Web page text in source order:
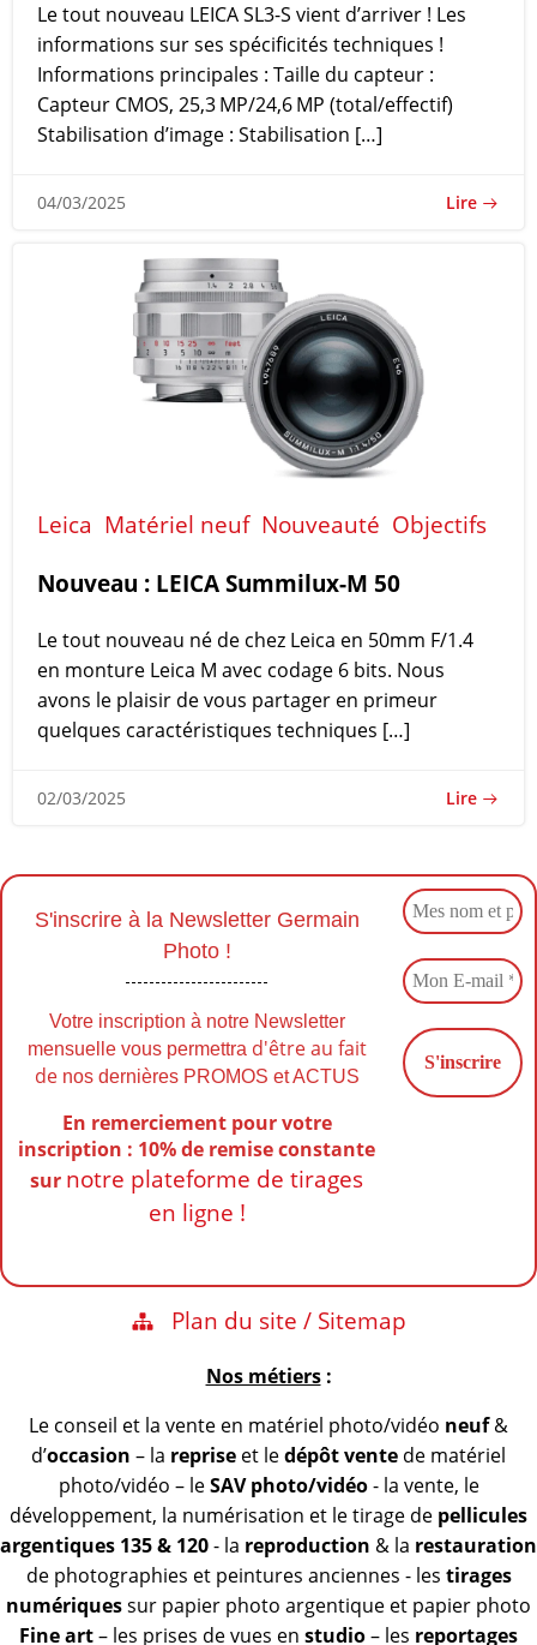
Le tout nouveau LEICA SL3-S vient d’arriver ! Les
informations sur ses spécificités techniques !
Informations principales : Taille du capteur :
Capteur CMOS, 25,3 MP/24,6 MP (total/effectif)
Stabilisation d’image : Stabilisation […]
04/03/2025 Lire
Leica Matériel neuf Nouveauté Objectifs
Nouveau : LEICA Summilux-M 50
Le tout nouveau né de chez Leica en 50mm F/1.4
en monture Leica M avec codage 6 bits. Nous
avons le plaisir de vous partager en primeur
quelques caractéristiques techniques […]
02/03/2025 Lire
S'inscrire à la Newsletter Germain
Photo !
Votre inscription à notre Newsletter
mensuelle vous permettra d'être au fait
denos dernières PROMOS et ACTUS
En remerciement pour votre
inscription : 10% de remiseconstante
sur notre plateforme de tirages
en ligne !
Plan du site / Sitemap
Nos métiers:
Le conseil et la vente en matériel photo/vidéo neuf&
d’occasion – la reprise et ledépôt vente de matériel
photo/vidéo – leSAV photo/vidéo- la vente, le
développement, la numérisation et le tirage de pellicules
argentiques 135 & 120- la reproduction & la restauration
de photographies et peintures anciennes - les tirages
numériquessur papier photo argentique et papier photo
Fine art– les prises de vues en studio– les reportages